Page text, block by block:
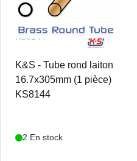
KS8144
K&S - Tube rond laiton
16.7x305mm (1 pièce)
KS8144
2 En stock